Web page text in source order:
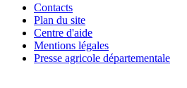
Contacts
Plan du site
Centre d'aide
Mentions légales
Presse agricole départementale